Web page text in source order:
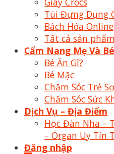
Túi Đựng Dụng
Bách Hóa Online
Tất cả sản phẩm
Cẩm Nang Mẹ Và Bé
Bé Ăn Gì?
Bé Mặc
Chăm Sóc Trẻ
Chăm Sóc Sức
Dịch Vụ – Địa Điểm
Học Đàn Nha –
– Organ Uy Tín
Đăng nhập